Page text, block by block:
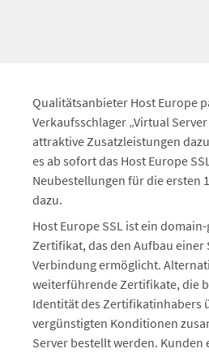
Qualitätsanbieter Host Europe
Verkaufsschlager „Virtual
attraktive Zusatzleistungen
es ab sofort das Host Europe
Neubestellungen für die ersten
dazu.
Host Europe SSL ist ein
Zertifikat, das den Aufbau einer
Verbindung ermöglicht.
weiterführende Zertifikate, die
Identität des Zertifikatinhabers
vergünstigten Konditionen
Server bestellt werden. Kunden